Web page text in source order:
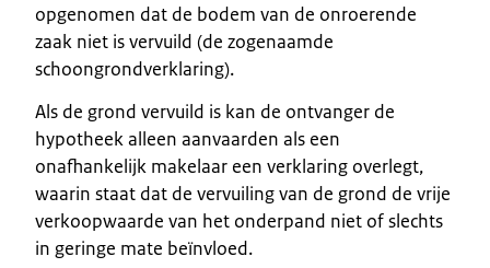
opgenomen dat de bodem van de onroerende
zaak niet is vervuild (de zogenaamde
schoongrondverklaring).
Als de grond vervuild is kan de ontvanger de
hypotheek alleen aanvaarden als een
onafhankelijk makelaar een verklaring overlegt,
waarin staat dat de vervuiling van de grond de vrije
verkoopwaarde van het onderpand niet of slechts
in geringe mate beïnvloed.